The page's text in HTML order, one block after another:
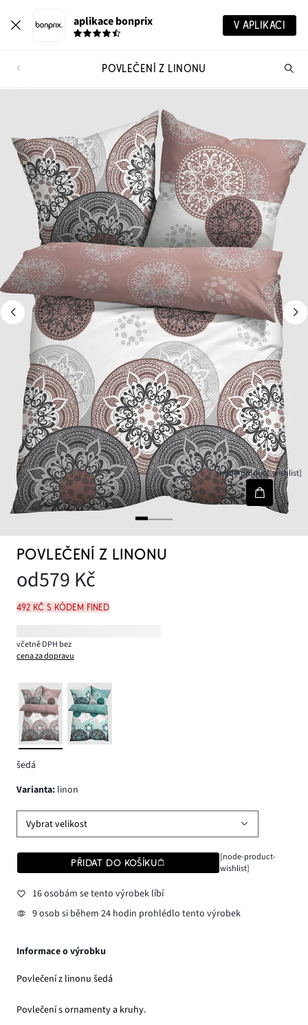
aplikace bonprix V APLIKACI
POVLEČENÍ Z LINONU
[node-product-wishlist]
POVLEČENÍ Z LINONU
od579 Kč
492 Kč s kódem FINED
včetně DPH bez
cena za dopravu
šedá
varianta: linon
Vybrat velikost
PŘIDAT DO KOŠÍKU
[node-product-
wishlist]
16 osobám se tento výrobek líbí
9 osob si během 24 hodin prohlédlo tento výrobek
Informace o výrobku
Povlečení z linonu šedá
Povlečení s ornamenty a kruhy.